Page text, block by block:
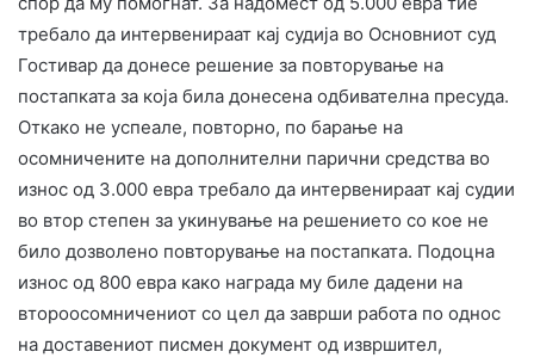
требало да интервенираат кај судија во Основниот суд
Гостивар да донесе решение за повторување на
постапката за која била донесена одбивателна пресуда.
Откако не успеале, повторно, по барање на
осомничените на дополнителни парични средства во
износ од 3.000 евра требало да интервенираат кај судии
во втор степен за укинување на решението со кое не
било дозволено повторување на постапката. Подоцна
износ од 800 евра како награда му биле дадени на
второосомничениот со цел да заврши работа по однос
на доставениот писмен документ од извршител,